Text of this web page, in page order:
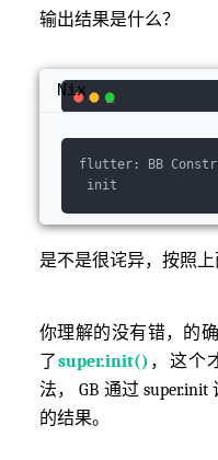
输出结果是什么？
flutter: BB
init
Nix
是不是很诧异，按照
你理解的没有错，的
了super.init() ，这个
法， GB 通过
的结果。